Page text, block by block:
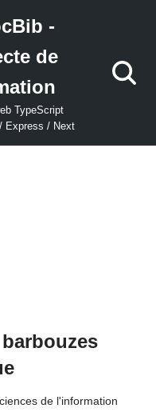
-
de
TypeScript
Express / Next
de l'information